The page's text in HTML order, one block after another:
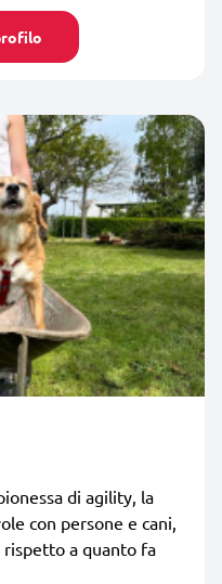
di agility, la
con persone e cani,
rispetto a quanto fa